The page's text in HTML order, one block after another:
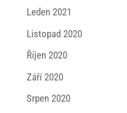
Leden 2021
Listopad 2020
Říjen 2020
Září 2020
Srpen 2020